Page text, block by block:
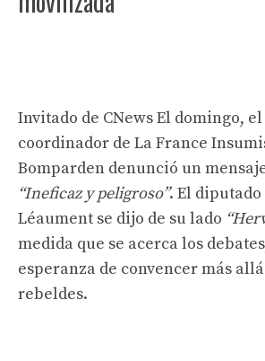
Invitado de CNews El domingo,
coordinador de La France
Bomparden denunció un
“Ineficaz y peligroso”. El
Léaument se dijo de su lado
medida que se acerca los
esperanza de convencer más
rebeldes.